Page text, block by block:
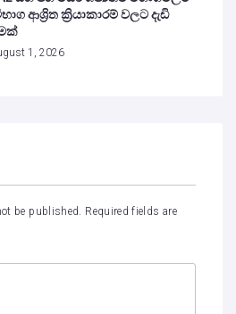
ආශ්‍රිත ක්‍රියාකාරම් වලට දැඩි
1, 2026
be published. Required fields are